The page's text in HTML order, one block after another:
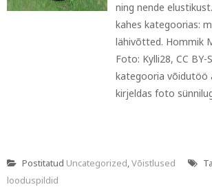
ning nende
kahes kategoorias:
lähivõtted. Hommik
Foto: Kylli28, CC BY-
kategooria võidutöö
kirjeldas foto
Postitatud Uncategorized,Võistlused
looduspildid